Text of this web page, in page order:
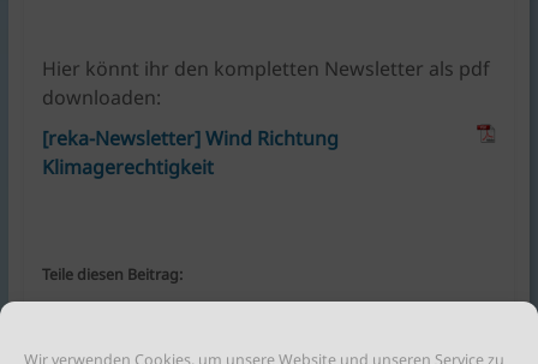
Wir verwenden Cookies, um unsere Website und unseren Service zu
Hier könnt ihr den kompletten Newsletter als pdf
downloaden:
[reka-Newsletter] Wind Richtung
Klimagerechtigkeit
Teile diesen Beitrag: